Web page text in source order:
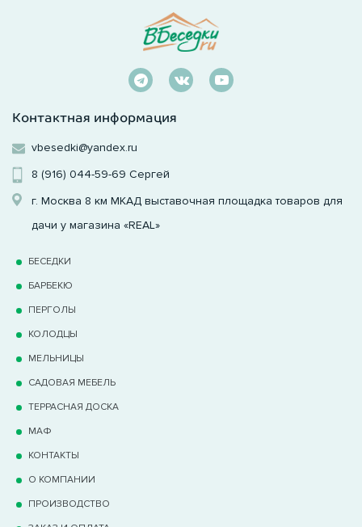
Контактная информация
vbesedki@yandex.ru
8 (916) 044-59-69 Сергей
г. Москва 8 км МКАД выставочная площадка товаров для
дачи у магазина «REAL»
БЕСЕДКИ
БАРБЕКЮ
ПЕРГОЛЫ
КОЛОДЦЫ
МЕЛЬНИЦЫ
САДОВАЯ МЕБЕЛЬ
ТЕРРАCНАЯ ДОСКА
МАФ
КОНТАКТЫ
О КОМПАНИИ
ПРОИЗВОДСТВО